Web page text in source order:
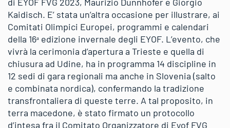
Kaidisch. E’ stata un’altra occasione per illustrare, ai
Comitati Olimpici Europei, programmi e calendari
della 16ᵃ edizione invernale degli EYOF. L’evento, che
vivrà la cerimonia d’apertura a Trieste e quella di
chiusura ad Udine, ha in programma 14 discipline in
12 sedi di gara regionali ma anche in Slovenia (salto
e combinata nordica), confermando la tradizione
transfrontaliera di queste terre. A tal proposito, in
terra macedone, è stato firmato un protocollo
d’intesa fra il Comitato Organizzatore di Eyof FVG